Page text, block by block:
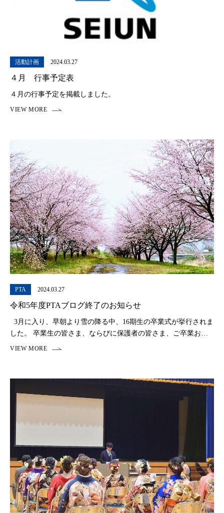
活動計画 2024.03.27
４月 行事予定表
４月の行事予定を掲載しました。
PTA 2024.03.27
令和5年度PTAブログ終了のお知らせ
3月に入り、早朝より雪の降る中、16期生の卒業式が挙行されま
した。 卒業生の皆さま、ならびに保護者の皆さま、ご卒業おめ
でとうございます。 新たなステージでの挑戦が、思い描く輝か